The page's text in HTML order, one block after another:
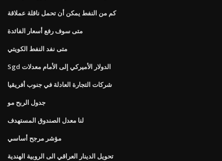
كم من النفط يمكن أن تحمل ناقلة عملاقة
متى سوف رفع أسعار الفائدة
متى نفد النفط الكويتي
Sgd الدولار الأميركي إلى الأمام معدلات
شركات التجارة العادلة في جنوب أفريقيا
جدول الربح مو
لنا معدل الصندوق المستهدف
مؤشر مرجح أساسي
تحويل الدينار العراقي الى الروبية الهندية